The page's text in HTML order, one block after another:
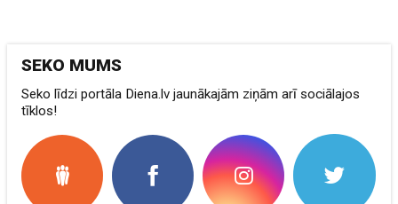
SEKO MUMS
Seko līdzi portāla Diena.lv jaunākajām ziņām arī sociālajos
tīklos!